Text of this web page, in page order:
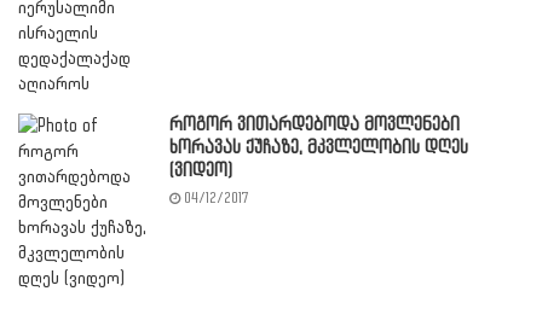
როგორ ვითარდებოდა მოვლენები
ხორავას ქუჩაზე, მკვლელობის დღეს
(ვიდეო)
04/12/2017